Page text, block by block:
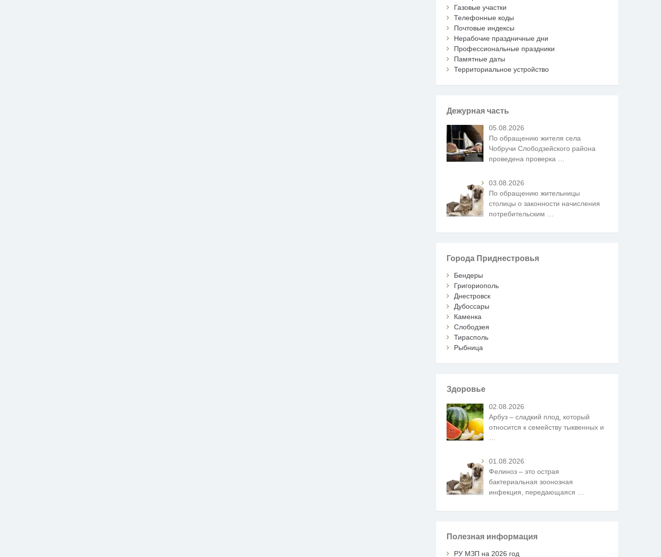
Газовые участки
Телефонные коды
Почтовые индексы
Нерабочие праздничные дни
Профессиональные праздники
Памятные даты
Территориальное устройство
Дежурная часть
05.08.2026
По обращению жителя села
Чобручи Слободзейского района
проведена проверка …
03.08.2026
По обращению жительницы
столицы о законности начисления
потребительским
Города Приднестровья
Бендеры
Григориополь
Днестровск
Дубоссары
Каменка
Слободзея
Тирасполь
Рыбница
Здоровье
02.08.2026
Арбуз – сладкий плод, который
относится к семейству тыквенных и
01.08.2026
Фелиноз – это острая
бактериальная зоонозная
инфекция, передающаяся
Полезная информация
РУ МЗП на 2026 год